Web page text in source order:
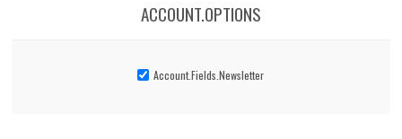
ACCOUNT.OPTIONS
Account.Fields.Newsletter